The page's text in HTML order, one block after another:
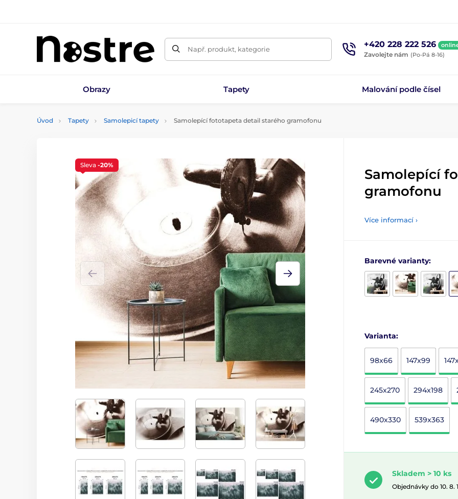
Např. produkt, kategorie +420 228 222 526
Zavolejte nám (Po-Pá 8-16)
Obrazy Tapety Malování podle čísel
Úvod Tapety Samolepicí tapety Samolepící fototapeta detail starého gramofonu
Sleva -20%
Samolepící
gramofonu
Více informací ›
Barevné varianty:
Varianta:
98x66 147x99
245x270 294x198
490x330 539x363
Skladem > 10 ks
Objednávky do 10. 8.